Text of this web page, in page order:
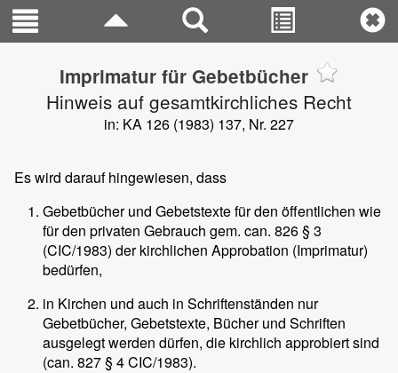
Imprimatur für Gebetbücher
Hinweis auf gesamtkirchliches Recht
in: KA 126 (1983) 137, Nr. 227
Es wird darauf hingewiesen, dass
Gebetbücher und Gebetstexte für den öffentlichen wie
für den privaten Gebrauch gem. can. 826 § 3
(CIC/1983) der kirchlichen Approbation (Imprimatur)
bedürfen,
in Kirchen und auch in Schriftenständen nur
Gebetbücher, Gebetstexte, Bücher und Schriften
ausgelegt werden dürfen, die kirchlich approbiert sind
(can. 827 § 4 CIC/1983).